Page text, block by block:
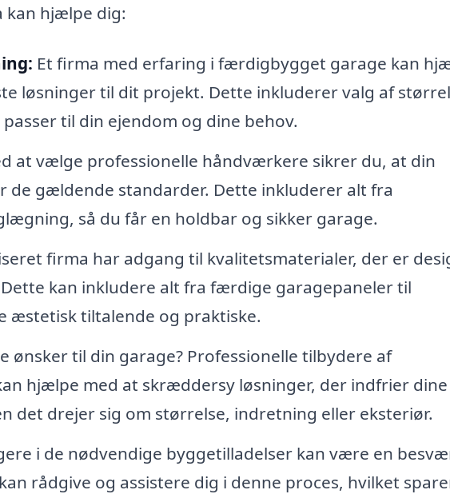
kan hjælpe dig:
Et firma med erfaring i færdigbygget garage kan
løsninger til dit projekt. Dette inkluderer valg af
til din ejendom og dine behov.
at vælge professionelle håndværkere sikrer du, at din
de gældende standarder. Dette inkluderer alt fra
så du får en holdbar og sikker garage.
firma har adgang til kvalitetsmaterialer, der er
kan inkludere alt fra færdige garagepaneler til
æstetisk tiltalende og praktiske.
ønsker til din garage? Professionelle tilbydere af
hjælpe med at skræddersy løsninger, der indfrier dine
det drejer sig om størrelse, indretning eller eksteriør.
i de nødvendige byggetilladelser kan være en
rådgive og assistere dig i denne proces, hvilket